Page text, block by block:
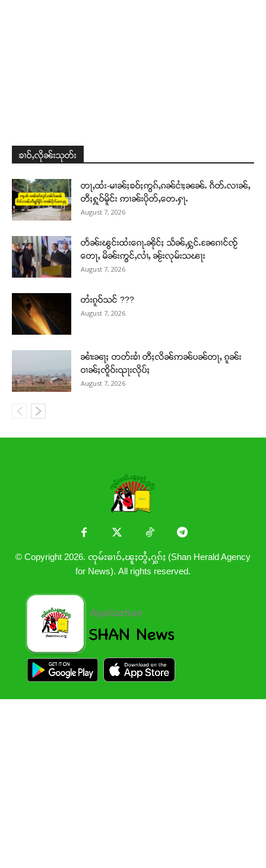
ၶၢဝ်ႇလိုၼ်းသုတ်း
တႃႇထႆး-မၢၼ်ႈၶဝ်ႈဢွၵ်ႇၵၼ်ငၢႆႈၼၼ်ႉ ၵဵတ်ႉလၢၼ်ႇ
တီႈႁူဝ်မိူင်း ဢၢၼ်းပိုတ်ႇတေႉႁႃႉ
August 7, 2026
တႅၼ်းၽွင်းထႆးၵေႃႉၼိုင်ႈ သႅၼ်ႇႁွင်ႉၼႄၵၢင်ၸႂ်
တေႃႇ မိၼ်းဢွင်ႇလၢႆႇ ၼႂ်းလုမ်းသၽႃး
August 7, 2026
တႆးၵူဝ်သင် ???
August 7, 2026
ၼၢႆးၼႃႈ တတ်းၶၢႆ တီႈလိၼ်ဢၼ်ပၼ်တႃႇ ၵူၼ်း
ဝၢၼ်ႈၸိူဝ်းၺႃးလိုပ်ႈ
August 7, 2026
© Copyright 2026. ၸုမ်းၶၢဝ်ႇၽူႈတွႆႇႁွၵ်ႈ (Shan Herald Agency
for News). All rights reserved.